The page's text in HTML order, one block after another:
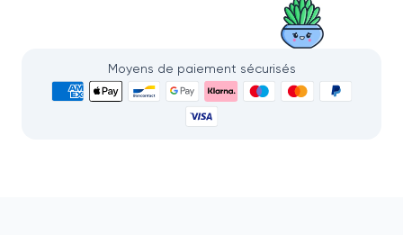
Moyens de paiement sécurisés